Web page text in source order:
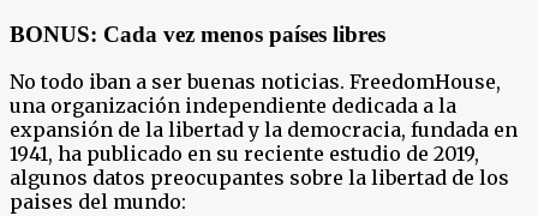
BONUS: Cada vez menos países libres
No todo iban a ser buenas noticias. FreedomHouse,
una organización independiente dedicada a la
expansión de la libertad y la democracia, fundada en
1941, ha publicado en su reciente estudio de 2019,
algunos datos preocupantes sobre la libertad de los
paises del mundo: